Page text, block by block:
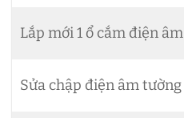
Lắp mới 1 ổ cắm điện âm
Sửa chập điện âm tường